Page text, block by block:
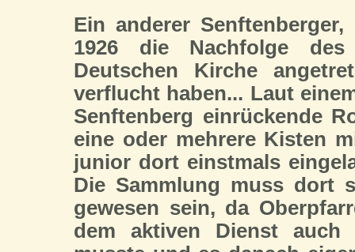
Ein anderer
1926 die Nachfolge
Deutschen Kirche
verflucht haben... Laut
Senftenberg einrückende
eine oder mehrere Kisten
junior dort einstmals
Die Sammlung muss dort
gewesen sein, da
dem aktiven Dienst